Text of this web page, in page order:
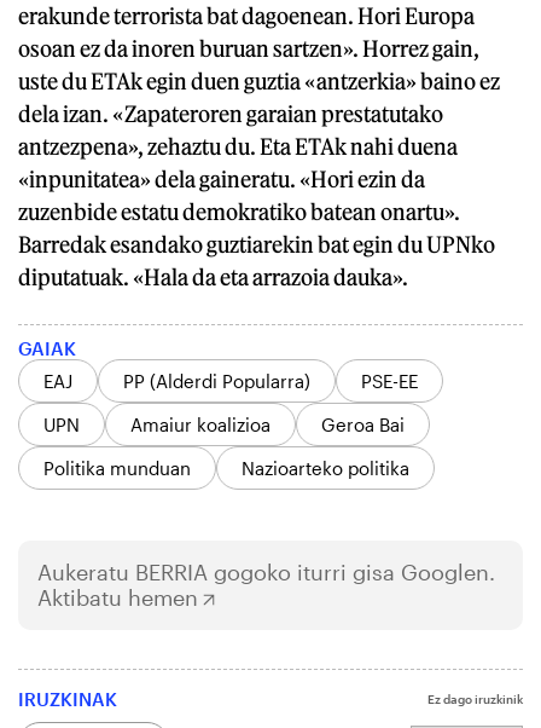
erakunde terrorista bat dagoenean. Hori Europa
osoan ez da inoren buruan sartzen». Horrez gain,
uste du ETAk egin duen guztia «antzerkia» baino ez
dela izan. «Zapateroren garaian prestatutako
antzezpena», zehaztu du. Eta ETAk nahi duena
«inpunitatea» dela gaineratu. «Hori ezin da
zuzenbide estatu demokratiko batean onartu».
Barredak esandako guztiarekin bat egin du UPNko
diputatuak. «Hala da eta arrazoia dauka».
GAIAK
EAJ
PP (Alderdi Popularra)
PSE-EE
UPN
Amaiur koalizioa
Geroa Bai
Politika munduan
Nazioarteko politika
Aukeratu BERRIA gogoko iturri gisa Googlen.
Aktibatu hemen
IRUZKINAK Ez dago iruzkinik